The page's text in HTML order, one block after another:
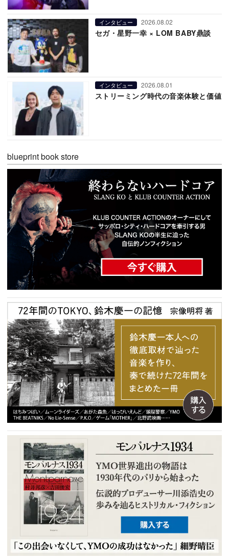
インタビュー 2026.08.02
セガ・星野一幸 × LOM BABY鼎談
インタビュー 2026.08.01
ストリーミング時代の音楽体験と価値
blueprint book store